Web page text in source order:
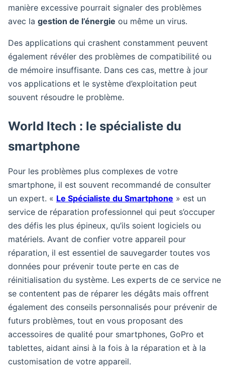
manière excessive pourrait signaler des problèmes
avec la gestion de l’énergie ou même un virus.
Des applications qui crashent constamment peuvent
également révéler des problèmes de compatibilité ou
de mémoire insuffisante. Dans ces cas, mettre à jour
vos applications et le système d’exploitation peut
souvent résoudre le problème.
World Itech : le spécialiste du
smartphone
Pour les problèmes plus complexes de votre
smartphone, il est souvent recommandé de consulter
un expert. « Le Spécialiste du Smartphone » est un
service de réparation professionnel qui peut s’occuper
des défis les plus épineux, qu’ils soient logiciels ou
matériels. Avant de confier votre appareil pour
réparation, il est essentiel de sauvegarder toutes vos
données pour prévenir toute perte en cas de
réinitialisation du système. Les experts de ce service ne
se contentent pas de réparer les dégâts mais offrent
également des conseils personnalisés pour prévenir de
futurs problèmes, tout en vous proposant des
accessoires de qualité pour smartphones, GoPro et
tablettes, aidant ainsi à la fois à la réparation et à la
customisation de votre appareil.